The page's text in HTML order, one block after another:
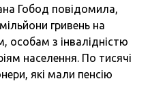
Гобод повідомила,
гривень на
особам з інвалідністю
населення. По тисячі
які мали пенсію